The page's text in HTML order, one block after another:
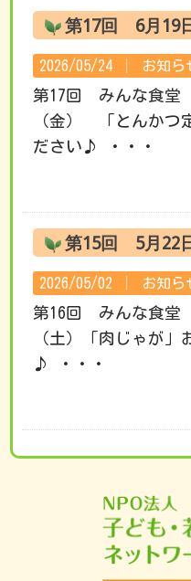
第17回 6月19
2026/05/24 │ お知ら
第17回 みんな食
（金） 「とんかつ
ださい♪ ・・・
第15回 5月22
2026/05/02 │ お知ら
第16回 みんな食
（土）「肉じゃが」
♪ ・・・